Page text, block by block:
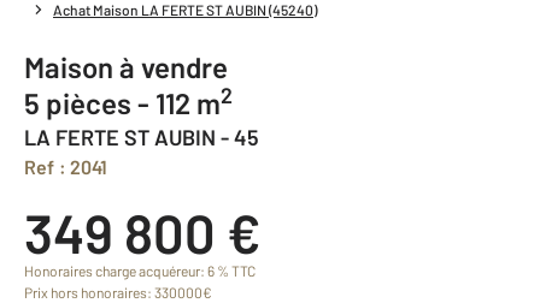
Achat Maison LA FERTE ST AUBIN (45240)
Maison à vendre
5 pièces - 112 m2
LA FERTE ST AUBIN - 45
Ref : 2041
349 800 €
Honoraires charge acquéreur: 6 % TTC
Prix hors honoraires: 330000€